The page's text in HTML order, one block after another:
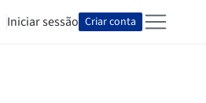
Iniciar sessão Criar conta